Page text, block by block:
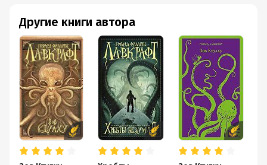
Другие книги автора